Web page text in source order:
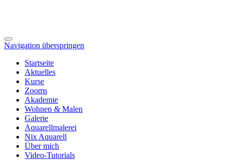
Navigation überspringen
Startseite
Aktuelles
Kurse
Zooms
Akademie
Wohnen & Malen
Galerie
Aquarellmalerei
Nix Aquarell
Über mich
Video-Tutorials